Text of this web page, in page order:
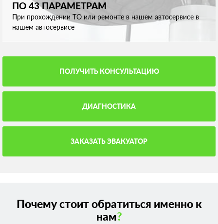
ПО 43 ПАРАМЕТРАМ
При прохождении ТО или ремонте в нашем автосервисе в
нашем автосервисе
ПОЛУЧИТЬ КОНСУЛЬТАЦИЮ
ДИАГНОСТИКА
ЗАКАЗАТЬ ЭВАКУАТОР
Почему стоит обратиться именно к
нам?